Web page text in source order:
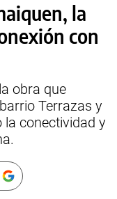
la
con
obra que
Terrazas y
la conectividad y